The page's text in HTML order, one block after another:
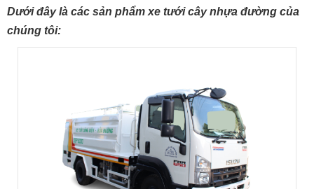
Dưới đây là các sản phẩm xe tưới cây nhựa đường của
chúng tôi: